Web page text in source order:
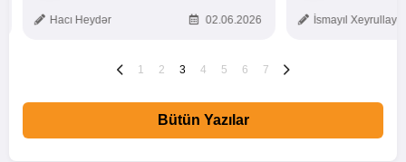
Hacı Heydər 02.06.2026 İsmayıl
1 2 3 4 5 6 7
Bütün Yazılar